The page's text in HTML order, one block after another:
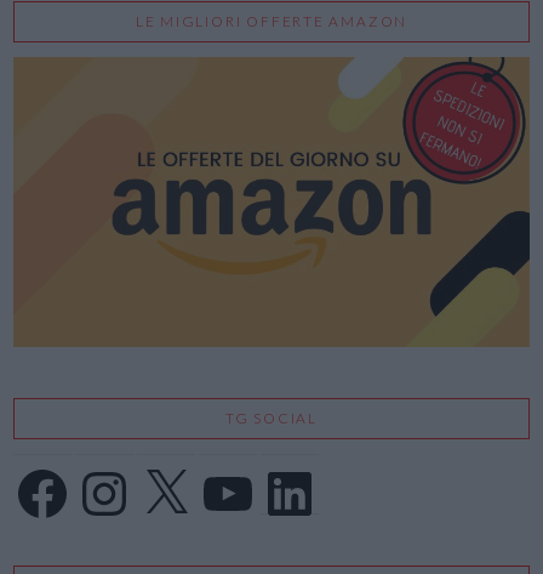
LE MIGLIORI OFFERTE AMAZON
TG SOCIAL
FacebookInstagram
X LinkedIn